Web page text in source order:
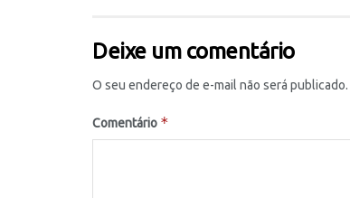
Deixe um comentário
O seu endereço de e-mail não será publicado.
Comentário *